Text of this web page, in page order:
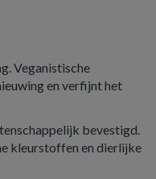
Veganistische
en verfijnt het
bevestigd.
kleurstoffen en dierlijke